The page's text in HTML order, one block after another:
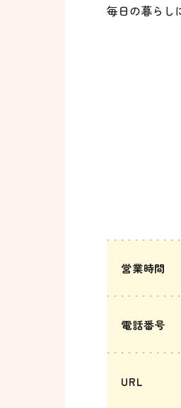
毎日の暮らし
営業時間
電話番号
URL